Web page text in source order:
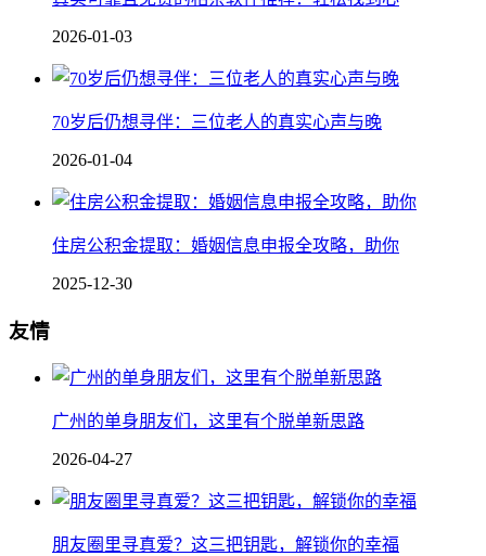
2026-01-03
70岁后仍想寻伴：三位老人的真实心声与晚
2026-01-04
住房公积金提取：婚姻信息申报全攻略，助你
2025-12-30
友情
广州的单身朋友们，这里有个脱单新思路
2026-04-27
朋友圈里寻真爱？这三把钥匙，解锁你的幸福